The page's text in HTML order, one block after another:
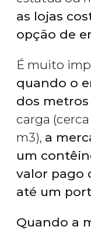
as lojas
opção de
É muito
quando o
dos
carga
m3), a
um
valor pago
até um
Quando a